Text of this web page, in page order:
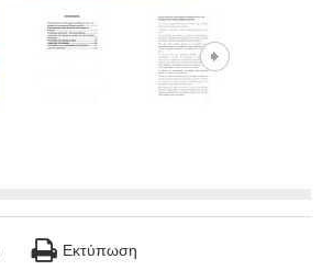
Εκτύπωση